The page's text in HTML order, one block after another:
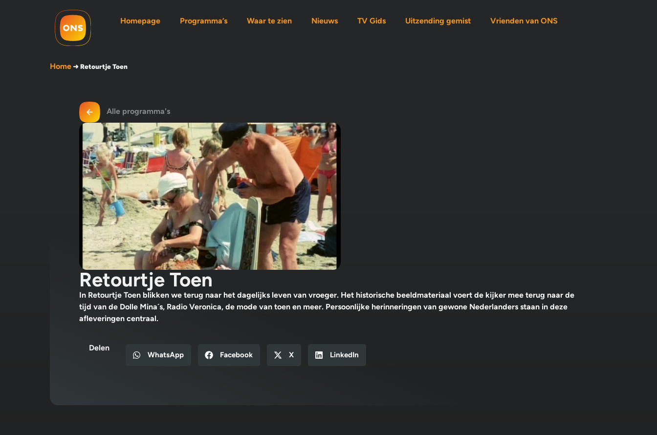
Homepage Programma’s Waar te zien Nieuws TV Gids Uitzending gemist Vrienden van ONS
Home➜Retourtje Toen
Alle programma's
Retourtje Toen
In Retourtje Toen blikken we terug naar het dagelijks leven van vroeger. Het historische beeldmateriaal voert de kijker mee terug naar de
tijd van de Dolle Mina´s, Radio Veronica, de mode van toen en meer. Persoonlijke herinneringen van gewone Nederlanders staan in deze
afleveringen centraal.
Delen
WhatsApp Facebook X LinkedIn